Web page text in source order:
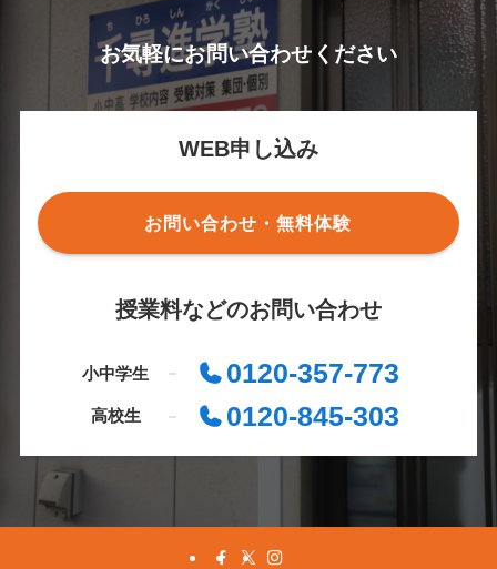
お気軽にお問い合わせください
WEB申し込み
お問い合わせ・無料体験
授業料などのお問い合わせ
小中学生 0120-357-773
高校生 0120-845-303